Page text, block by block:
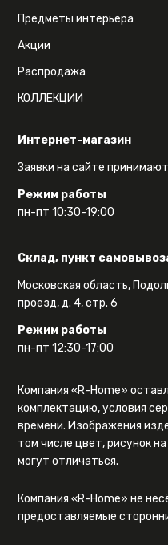
Интернет-магазин
Заявки на сайте
Режим работы
пн-пт 10:30-19:00
Склад, пункт
Московская область,
проезд, д. 4, стр. 6
Режим работы
пн-пт 12:30-17:00
Предметы интерьера
Акции
Распродажа
КОЛЛЕКЦИИ
Компания «R-Home»
комплектацию, условия
времени. Изображения
том числе цвет, рисунок
могут отличаться.
Компания «R-Home» не
предоставляемые